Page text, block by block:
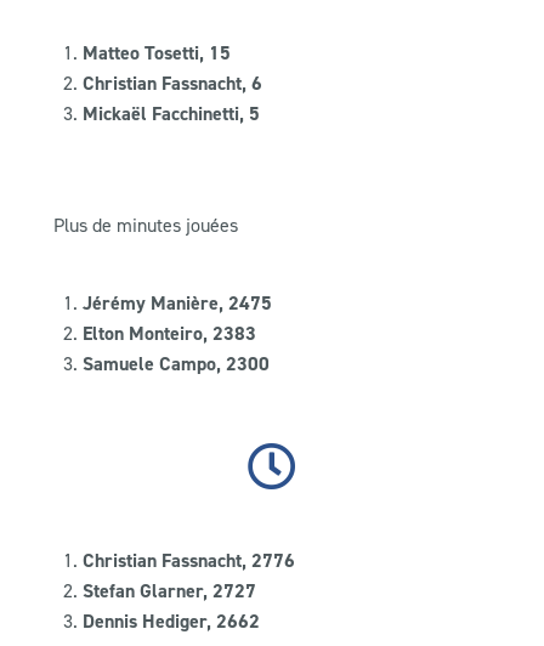
Matteo Tosetti, 15
Christian Fassnacht, 6
Mickaël Facchinetti, 5
Plus de minutes jouées
Jérémy Manière, 2475
Elton Monteiro, 2383
Samuele Campo, 2300
Christian Fassnacht, 2776
Stefan Glarner, 2727
Dennis Hediger, 2662